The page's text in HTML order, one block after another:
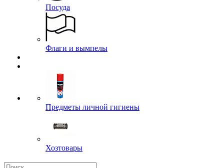
Посуда
Флаги и вымпелы
Предметы личной гигиены
Хозтовары